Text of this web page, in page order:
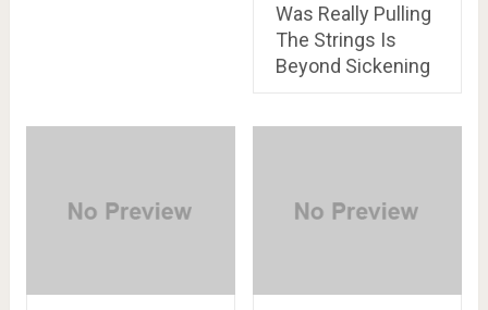
Was Really Pulling
The Strings Is
Beyond Sickening